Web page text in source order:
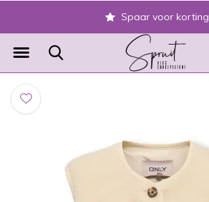
Spaar voor korting